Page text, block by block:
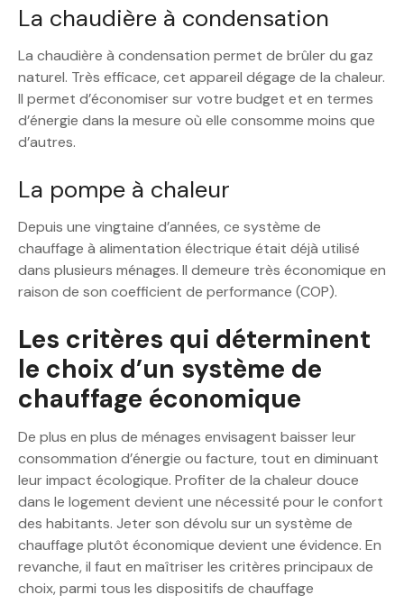
La chaudière à condensation
La chaudière à condensation permet de brûler du gaz
naturel. Très efficace, cet appareil dégage de la chaleur.
Il permet d’économiser sur votre budget et en termes
d’énergie dans la mesure où elle consomme moins que
d’autres.
La pompe à chaleur
Depuis une vingtaine d’années, ce système de
chauffage à alimentation électrique était déjà utilisé
dans plusieurs ménages. Il demeure très économique en
raison de son coefficient de performance (COP).
Les critères qui déterminent
le choix d’un système de
chauffage économique
De plus en plus de ménages envisagent baisser leur
consommation d’énergie ou facture, tout en diminuant
leur impact écologique. Profiter de la chaleur douce
dans le logement devient une nécessité pour le confort
des habitants. Jeter son dévolu sur un système de
chauffage plutôt économique devient une évidence. En
revanche, il faut en maîtriser les critères principaux de
choix, parmi tous les dispositifs de chauffage